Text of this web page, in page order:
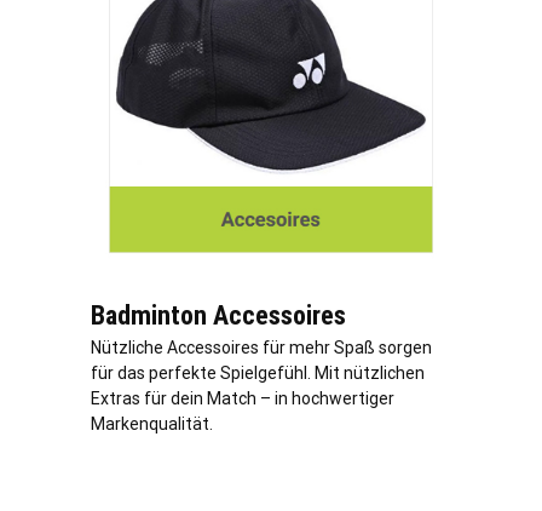
Badminton Accessoires
Nützliche Accessoires für mehr Spaß sorgen
für das perfekte Spielgefühl. Mit nützlichen
Extras für dein Match – in hochwertiger
Markenqualität.